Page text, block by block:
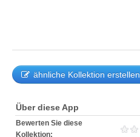
ähnliche Kollektion erstellen
Über diese App
Bewerten Sie diese
Kollektion: